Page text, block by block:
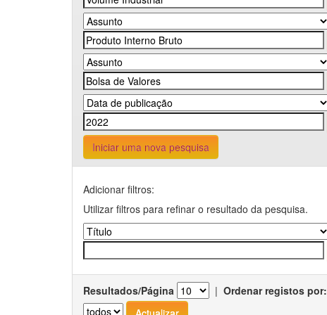
Iniciar uma nova pesquisa
Adicionar filtros:
Utilizar filtros para refinar o resultado da pesquisa.
Resultados/Página | Ordenar registos por: